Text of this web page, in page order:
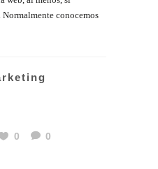
conocemos
0
0